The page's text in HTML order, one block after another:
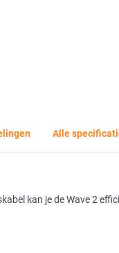
Alle
kan je de Wave 2